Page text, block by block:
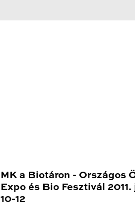
MK a Biotáron - Országos
Expo és Bio Fesztivál 2011.
10-12